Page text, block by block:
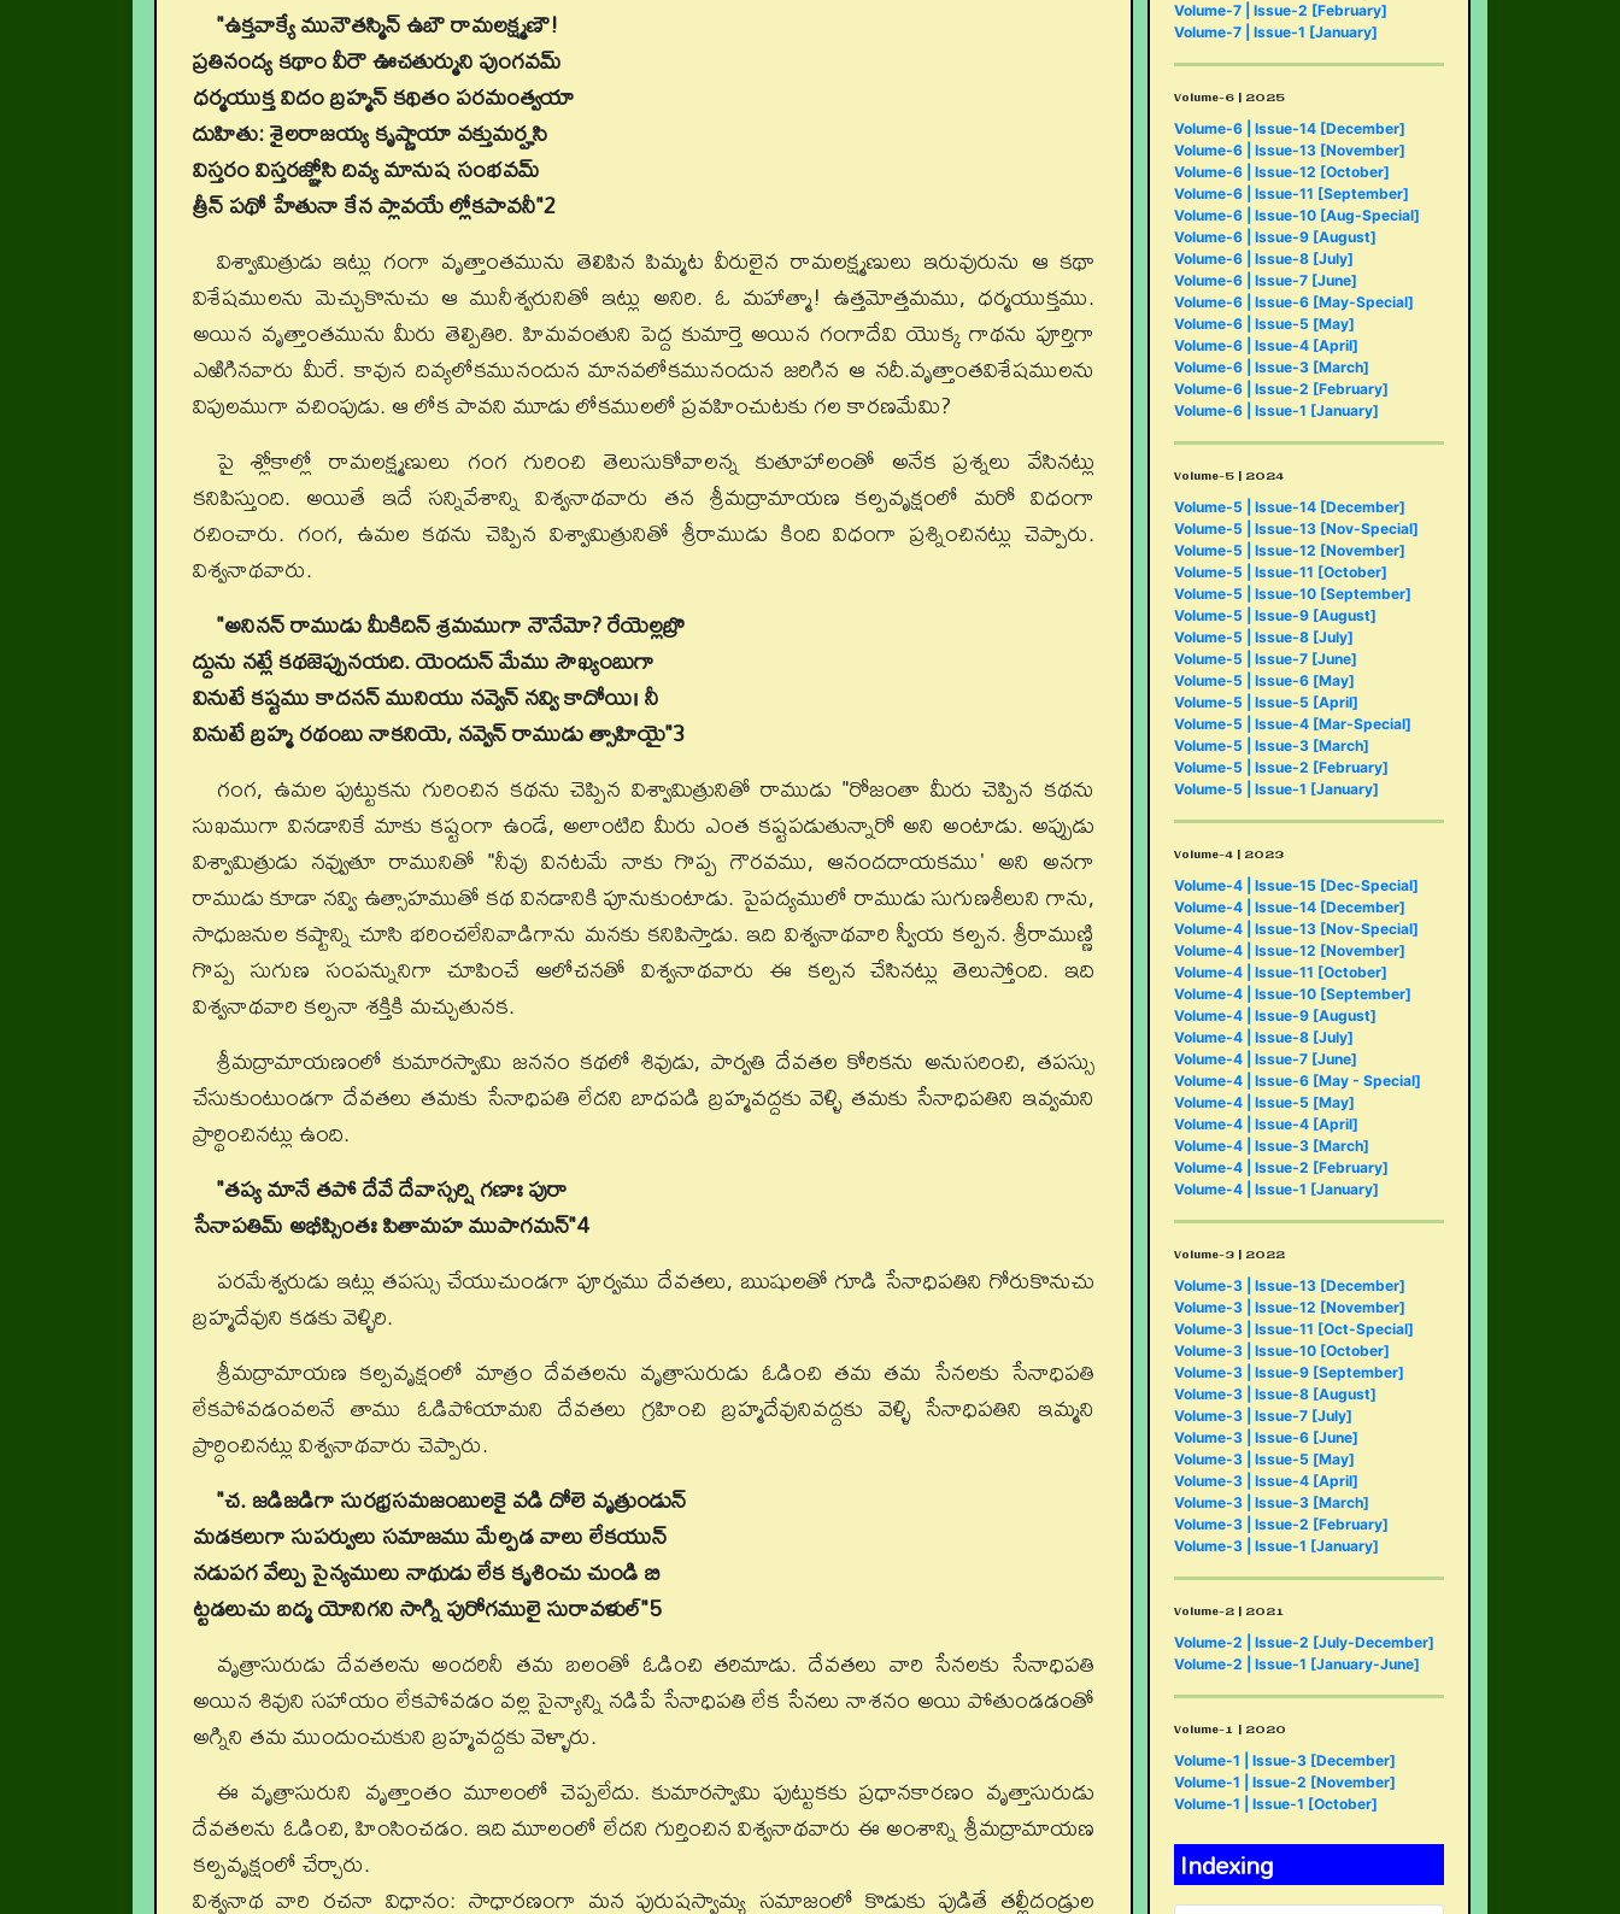
"ఉక్తవాక్యే మునౌతస్మిన్ ఉబౌ రామలక్ష్మణౌ!
ప్రతినంద్య కథాం వీరౌ ఊచతుర్ముని పుంగవమ్
ధర్మయుక్త విదం బ్రహ్మన్ కథితం పరమంత్వయా
దుహితు: శైలరాజయ్య కృష్ణాయా వక్తుమర్హసి
విస్తరం విస్తరజ్ఞోసి దివ్య మానుష సంభవమ్
త్రీన్ పథో హేతునా కేన ప్లావయే ల్లోకపావనీ"2
విశ్వామిత్రుడు ఇట్లు గంగా వృత్తాంతమును తెలిపిన పిమ్మట వీరులైన రామలక్ష్మణులు ఇరువురును ఆ కథా
విశేషములను మెచ్చుకొనుచు ఆ మునీశ్వరునితో ఇట్లు అనిరి. ఓ మహాత్మా! ఉత్తమోత్తమము, ధర్మయుక్తము.
అయిన వృత్తాంతమును మీరు తెల్పితిరి. హిమవంతుని పెద్ద కుమార్తె అయిన గంగాదేవి యొక్క గాథను పూర్తిగా
ఎఱిగినవారు మీరే. కావున దివ్యలోకమునందున మానవలోకమునందున జరిగిన ఆ నదీ.వృత్తాంతవిశేషములను
విపులముగా వచింపుడు. ఆ లోక పావని మూడు లోకములలో ప్రవహించుటకు గల కారణమేమి?
పై శ్లోకాల్లో రామలక్ష్మణులు గంగ గురించి తెలుసుకోవాలన్న కుతూహాలంతో అనేక ప్రశ్నలు వేసినట్లు
కనిపిస్తుంది. అయితే ఇదే సన్నివేశాన్ని విశ్వనాథవారు తన శ్రీమద్రామాయణ కల్పవృక్షంలో మరో విధంగా
రచించారు. గంగ, ఉమల కథను చెప్పిన విశ్వామిత్రునితో శ్రీరాముడు కింది విధంగా ప్రశ్నించినట్లు చెప్పారు.
విశ్వనాథవారు.
"అనినన్ రాముడు మీకిదిన్ శ్రమముగా నౌనేమో? రేయెల్లబ్రొ
ద్దును నట్లే కథజెప్పునయది. యెందున్ మేము సౌఖ్యంబుగా
వినుటే కష్టము కాదనన్ మునియు నవ్వెన్ నవ్వి కాదోయి। నీ
వినుటే బ్రహ్మ రథంబు నాకనియె, నవ్వెన్ రాముడు త్సాహియై"3
గంగ, ఉమల పుట్టుకను గురించిన కథను చెప్పిన విశ్వామిత్రునితో రాముడు "రోజంతా మీరు చెప్పిన కథను
సుఖముగా వినడానికే మాకు కష్టంగా ఉండే, అలాంటిది మీరు ఎంత కష్టపడుతున్నారో అని అంటాడు. అప్పుడు
విశ్వామిత్రుడు నవ్వుతూ రామునితో "నీవు వినటమే నాకు గొప్ప గౌరవము, ఆనందదాయకము' అని అనగా
రాముడు కూడా నవ్వి ఉత్సాహముతో కథ వినడానికి పూనుకుంటాడు.పైపద్యములో రాముడు సుగుణశీలుని గాను,
సాధుజనుల కష్టాన్ని చూసి భరించలేనివాడిగాను మనకు కనిపిస్తాడు. ఇది విశ్వనాథవారి స్వీయ కల్పన. శ్రీరాముణ్ణి
గొప్ప సుగుణ సంపన్నునిగా చూపించే ఆలోచనతో విశ్వనాథవారు ఈ కల్పన చేసినట్లు తెలుస్తోంది. ఇది
విశ్వనాథవారి కల్పనా శక్తికి మచ్చుతునక.
శ్రీమద్రామాయణంలో కుమారస్వామి జననం కథలో శివుడు, పార్వతి దేవతల కోరికను అనుసరించి, తపస్సు
చేసుకుంటుండగా దేవతలు తమకు సేనాధిపతి లేదని బాధపడి బ్రహ్మవద్దకు వెళ్ళి తమకు సేనాధిపతిని ఇవ్వమని
ప్రార్థించినట్లు ఉంది.
"తప్య మానే తపో దేవే దేవాస్సర్షి గణాః పురా
సేనాపతిమ్ అభీప్సింతః పితామహ ముపాగమన్"4
పరమేశ్వరుడు ఇట్లు తపస్సు చేయుచుండగా పూర్వము దేవతలు, ఋషులతో గూడి సేనాధిపతిని గోరుకొనుచు
బ్రహ్మదేవుని కడకు వెళ్ళిరి.
శ్రీమద్రామాయణ కల్పవృక్షంలో మాత్రం దేవతలను వృత్రాసురుడు ఓడించి తమ తమ సేనలకు సేనాధిపతి
లేకపోవడంవలనే తాము ఓడిపోయామని దేవతలు గ్రహించి బ్రహ్మదేవునివద్దకు వెళ్ళి సేనాధిపతిని ఇమ్మని
ప్రార్ధించినట్లు విశ్వనాథవారు చెప్పారు.
"చ.జడిజడిగా సురభ్రసమజంబులకై వడి దోలె వృత్రుండున్
మడకలుగా సుపర్వులు సమాజము మేల్పడ వాలు లేకయున్
నడుపగ వేల్పు సైన్యములు నాథుడు లేక కృశించు చుండి బి
ట్టడలుచు బద్మ యోనిగని సాగ్ని పురోగములై సురావళుల్"5
వృత్రాసురుడు దేవతలను అందరినీ తమ బలంతో ఓడించి తరిమాడు. దేవతలు వారి సేనలకు సేనాధిపతి
అయిన శివుని సహాయం లేకపోవడం వల్ల సైన్యాన్ని నడిపే సేనాధిపతి లేక సేనలు నాశనం అయి పోతుండడంతో
అగ్నిని తమ ముందుంచుకుని బ్రహ్మవద్దకు వెళ్ళారు.
ఈ వృత్రాసురుని వృత్తాంతం మూలంలో చెప్పలేదు. కుమారస్వామి పుట్టుకకు ప్రధానకారణం వృత్తాసురుడు
దేవతలను ఓడించి, హింసించడం. ఇది మూలంలో లేదని గుర్తించిన విశ్వనాథవారు ఈ అంశాన్ని శ్రీమద్రామాయణ
కల్పవృక్షంలో చేర్చారు.
విశ్వనాథ వారి రచనా విధానం: సాధారణంగా మన పురుషస్వామ్య సమాజంలో కొడుకు పుడితే తల్లీదండ్రుల
Volume-7 | Issue-2 [February]
Volume-7 | Issue-1 [January]
Volume-6 | 2025
Volume-6 | Issue-14 [December]
Volume-6 | Issue-13 [November]
Volume-6 | Issue-12 [October]
Volume-6 | Issue-11 [September]
Volume-6 | Issue-10 [Aug-Special]
Volume-6 | Issue-9 [August]
Volume-6 | Issue-8 [July]
Volume-6 | Issue-7 [June]
Volume-6 | Issue-6 [May-Special]
Volume-6 | Issue-5 [May]
Volume-6 | Issue-4 [April]
Volume-6 | Issue-3 [March]
Volume-6 | Issue-2 [February]
Volume-6 | Issue-1 [January]
Volume-5 | 2024
Volume-5 | Issue-14 [December]
Volume-5 | Issue-13 [Nov-Special]
Volume-5 | Issue-12 [November]
Volume-5 | Issue-11 [October]
Volume-5 | Issue-10 [September]
Volume-5 | Issue-9 [August]
Volume-5 | Issue-8 [July]
Volume-5 | Issue-7 [June]
Volume-5 | Issue-6 [May]
Volume-5 | Issue-5 [April]
Volume-5 | Issue-4 [Mar-Special]
Volume-5 | Issue-3 [March]
Volume-5 | Issue-2 [February]
Volume-5 | Issue-1 [January]
Volume-4 | 2023
Volume-4 | Issue-15 [Dec-Special]
Volume-4 | Issue-14 [December]
Volume-4 | Issue-13 [Nov-Special]
Volume-4 | Issue-12 [November]
Volume-4 | Issue-11 [October]
Volume-4 | Issue-10 [September]
Volume-4 | Issue-9 [August]
Volume-4 | Issue-8 [July]
Volume-4 | Issue-7 [June]
Volume-4 | Issue-6 [May - Special]
Volume-4 | Issue-5 [May]
Volume-4 | Issue-4 [April]
Volume-4 | Issue-3 [March]
Volume-4 | Issue-2 [February]
Volume-4 | Issue-1 [January]
Volume-3 | 2022
Volume-3 | Issue-13 [December]
Volume-3 | Issue-12 [November]
Volume-3 | Issue-11 [Oct-Special]
Volume-3 | Issue-10 [October]
Volume-3 | Issue-9 [September]
Volume-3 | Issue-8 [August]
Volume-3 | Issue-7 [July]
Volume-3 | Issue-6 [June]
Volume-3 | Issue-5 [May]
Volume-3 | Issue-4 [April]
Volume-3 | Issue-3 [March]
Volume-3 | Issue-2 [February]
Volume-3 | Issue-1 [January]
Volume-2 | 2021
Volume-2 | Issue-2 [July-December]
Volume-2 | Issue-1 [January-June]
Volume-1 | 2020
Volume-1 | Issue-3 [December]
Volume-1 | Issue-2 [November]
Volume-1 | Issue-1 [October]
Indexing